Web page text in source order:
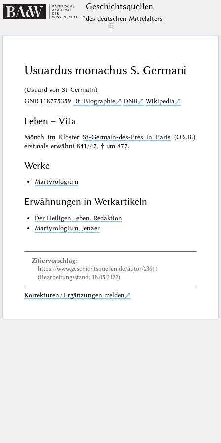
Geschichts­quellen
des deutschen Mittelalters
☰
Usuardus monachus S. Germani
(Usuard von St-Germain)
GND118775359 Dt. Biographie DNB Wikipedia
Leben – Vita
Mönch im Kloster St-Germain-des-Prés in Paris (O.S.B.),
erstmals erwähnt 841/47, † um 877.
Werke
Martyrologium
Erwähnungen in Werkartikeln
Der Heiligen Leben, Redaktion
Martyrologium, Jenaer
Zitiervorschlag:
https://www.geschichtsquellen.de/autor/23611
(Bearbeitungsstand: 18.05.2022)
Korrekturen / Ergänzungen melden